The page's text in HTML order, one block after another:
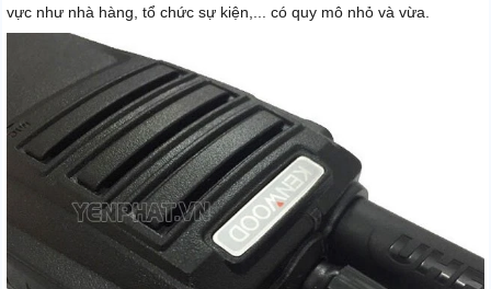
vực như nhà hàng, tổ chức sự kiện,... có quy mô nhỏ và vừa.